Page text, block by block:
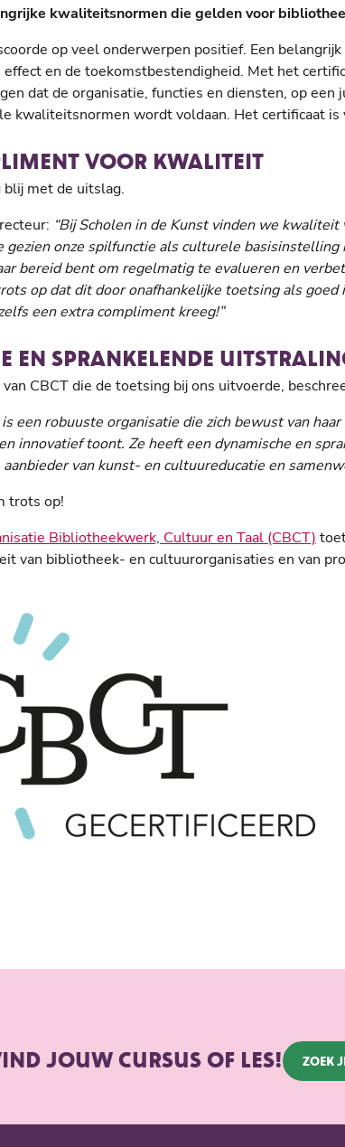
kwaliteitsnormen die gelden voor
op veel onderwerpen positief. Een
en de toekomstbestendigheid. Met het
dat de organisatie, functies en diensten, op een
kwaliteitsnormen wordt voldaan. Het certificaat is
VOOR KWALITEIT
met de uitslag.
“Bij Scholen in de Kunst vinden we
gezien onze spilfunctie als culturele
bereid bent om regelmatig te evalueren en
op dat dit door onafhankelijke toetsing als goed
een extra compliment kreeg!”
EN SPRANKELENDE
CBCT die de toetsing bij ons uitvoerde,
een robuuste organisatie die zich bewust van
innovatief toont. Ze heeft een dynamische en
van kunst- en cultuureducatie en
trots op!
Bibliotheekwerk, Cultuur en Taal (CBCT)
van bibliotheek- en cultuurorganisaties en van
JOUW CURSUS OF LES! Zoek